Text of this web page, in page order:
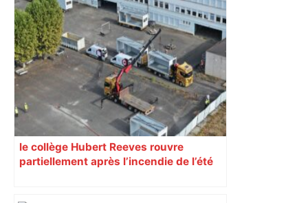
Près de Toulouse : dans cette zone
économique, un axe majeur va être
fermé en fin de soirée, voici les
déviations – Actu.fr
le collège Hubert Reeves rouvre
partiellement après l’incendie de l’été